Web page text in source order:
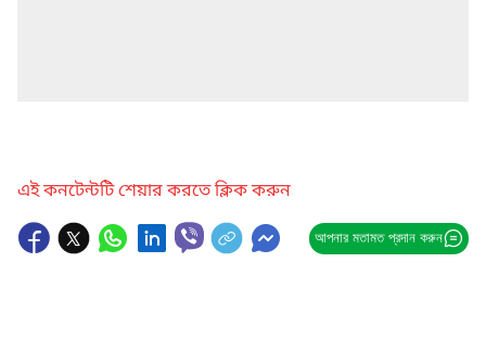
এই কনটেন্টটি শেয়ার করতে ক্লিক করুন
আপনার মতামত প্রদান করুন